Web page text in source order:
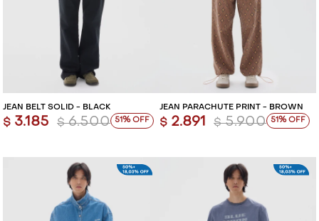
JEAN BELT SOLID - BLACK
$ 3.185 $ 6.500 51
JEAN PARACHUTE PRINT - BROWN
$ 2.891 $ 5.900 51